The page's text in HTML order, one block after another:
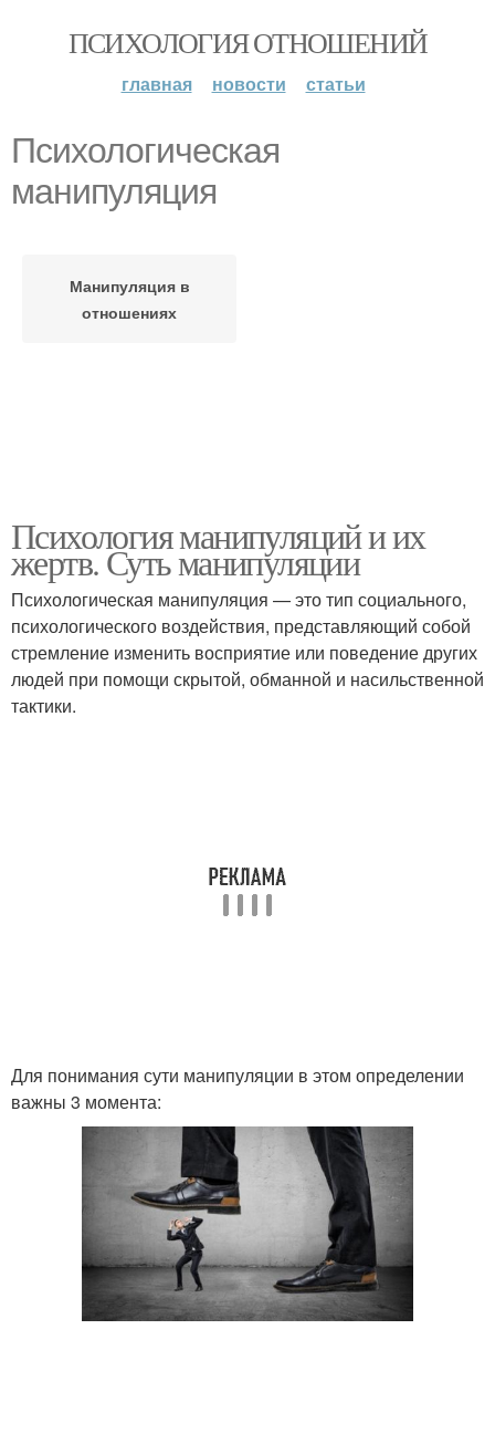
ПСИХОЛОГИЯ ОТНОШЕНИЙ
главная новости статьи
Психологическая
манипуляция
Манипуляция в
отношениях
Психология манипуляций и их
жертв. Суть манипуляции
Психологическая манипуляция — это тип социального,
психологического воздействия, представляющий собой
стремление изменить восприятие или поведение других
людей при помощи скрытой, обманной и насильственной
тактики.
Для понимания сути манипуляции в этом определении
важны 3 момента: